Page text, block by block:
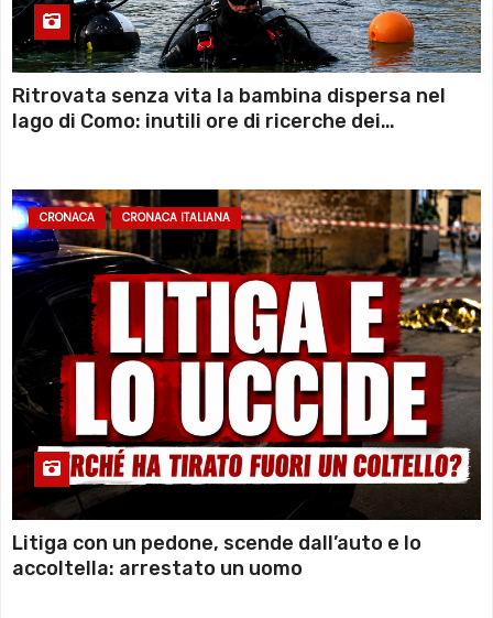
Ritrovata senza vita la bambina dispersa nel
lago di Como: inutili ore di ricerche dei
CRONACA CRONACA ITALIANA
Litiga con un pedone, scende dall’auto e lo
accoltella: arrestato un uomo